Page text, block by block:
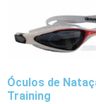
Óculos de
Training